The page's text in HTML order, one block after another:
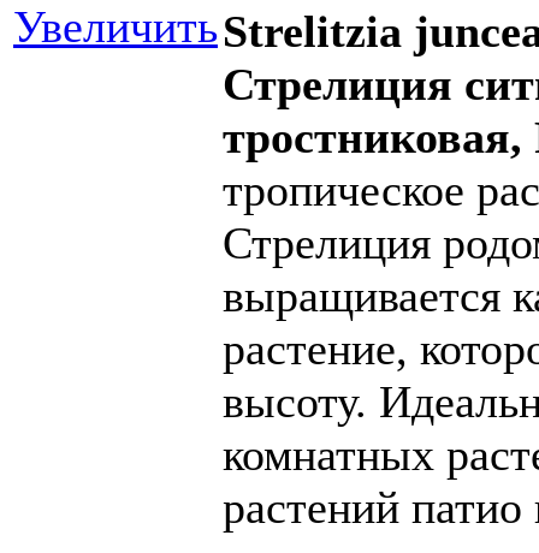
УвеличитьStrelitzia
Стрелиция
тростниковая,
тропическое
Стрелиция
выращивается
растение,
высоту.
комнатных
растений